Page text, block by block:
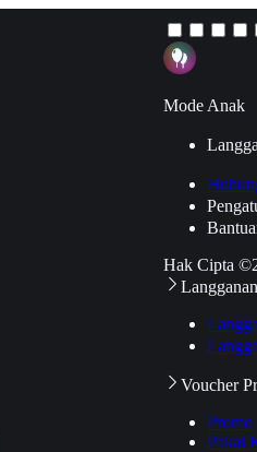
Mode Anak
Hak Cipta
Voucher
Promo
Pakai